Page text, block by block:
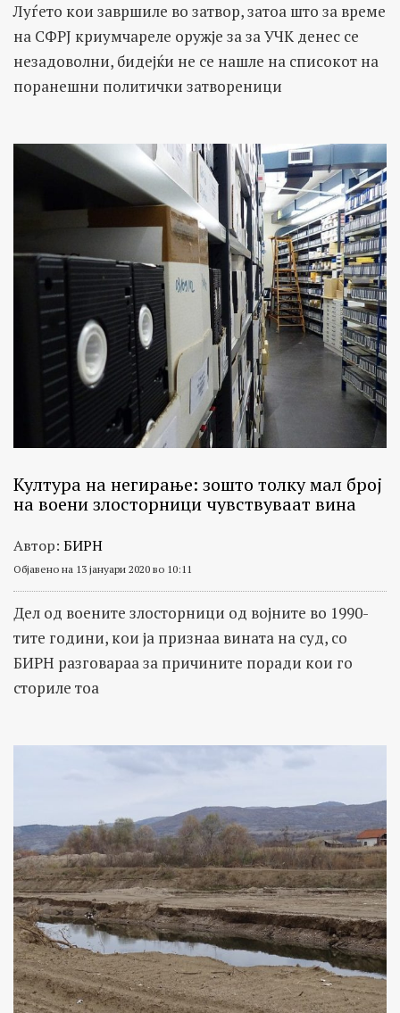
Луѓето кои завршиле во затвор, затоа што за време
на СФРЈ криумчареле оружје за за УЧК денес се
незадоволни, бидејќи не се нашле на списокот на
поранешни политички затвореници
Култура на негирање: зошто толку мал број
на воени злосторници чувствуваат вина
Автор: БИРН
Објавено на 13 јануари 2020 во 10:11
Дел од воените злосторници од војните во 1990-
тите години, кои ја признаа вината на суд, со
БИРН разговараа за причините поради кои го
сториле тоа